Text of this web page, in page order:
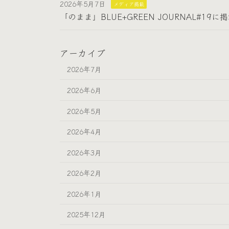
2026年5月7日 メディア掲載
「のまま」BLUE+GREEN JOURNAL#19に
アーカイブ
2026年7月
2026年6月
2026年5月
2026年4月
2026年3月
2026年2月
2026年1月
2025年12月